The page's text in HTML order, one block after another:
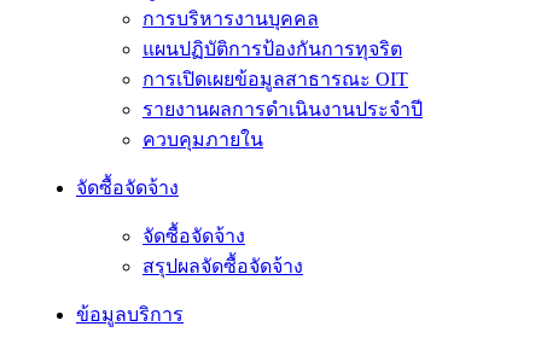
การบริหารงานบุคคล
แผนปฏิบัติการป้องกันการทุจริต
การเปิดเผยข้อมูลสาธารณะ OIT
รายงานผลการดำเนินงานประจำปี
ควบคุมภายใน
จัดซื้อจัดจ้าง
จัดซื้อจัดจ้าง
สรุปผลจัดซื้อจัดจ้าง
ข้อมูลบริการ